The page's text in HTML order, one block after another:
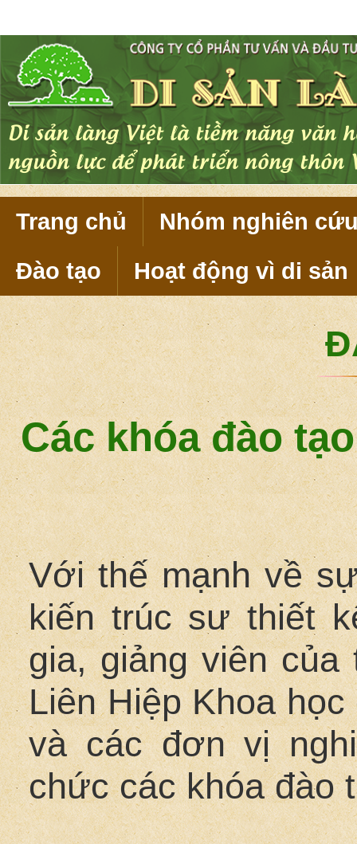
Di sản
nguồn lực
Trang chủ
Nhóm nghiên
Đào tạo
Hoạt động vì di sản
Các khóa đào tạo
Với thế mạnh về
kiến trúc sư thiết
gia, giảng viên
Liên Hiệp Khoa
và các đơn vị
chức các khóa đào